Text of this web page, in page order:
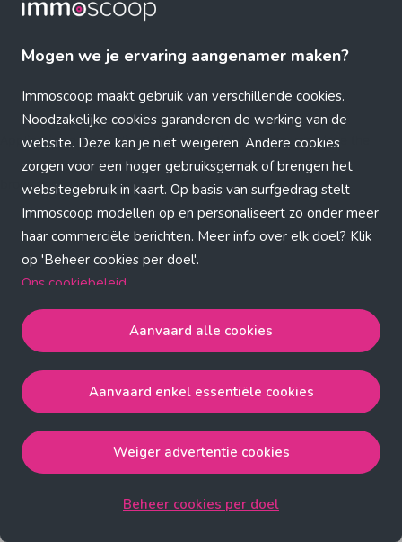
Mogen we je ervaring aangenamer maken?
Immoscoop maakt gebruik van verschillende cookies.
Noodzakelijke cookies garanderen de werking van de
website. Deze kan je niet weigeren. Andere cookies
zorgen voor een hoger gebruiksgemak of brengen het
websitegebruik in kaart. Op basis van surfgedrag stelt
Immoscoop modellen op en personaliseert zo onder meer
haar commerciële berichten. Meer info over elk doel? Klik
op 'Beheer cookies per doel'.
Ons cookiebeleid
Aanvaard alle cookiesgaat akkoord met de strict
noodzakelijke, analytische, functionele en advertentie
cookies.
de strict noodzakelijke cookies.
Weiger advertentie cookiesgaat akkoord met de strict
Aanvaard alle cookies
Aanvaard enkel essentiële cookies
Weiger advertentie cookies
Beheer cookies per doel
Application error: a client-side exception has occurred (see the
browser console for more information)